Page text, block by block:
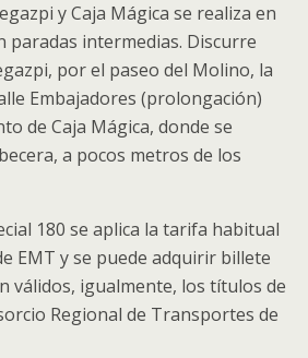
y Caja Mágica se realiza en
paradas intermedias. Discurre
por el paseo del Molino, la
Embajadores (prolongación)
de Caja Mágica, donde se
a pocos metros de los
180 se aplica la tarifa habitual
EMT y se puede adquirir billete
válidos, igualmente, los títulos de
Regional de Transportes de